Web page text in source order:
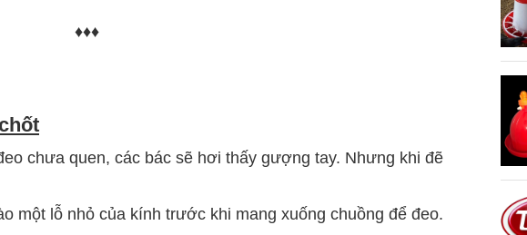
♦♦♦
chưa quen, các bác sẽ hơi thấy gượng tay. Nhưng khi đẽ
một lỗ nhỏ của kính trước khi mang xuống chuồng để đeo.